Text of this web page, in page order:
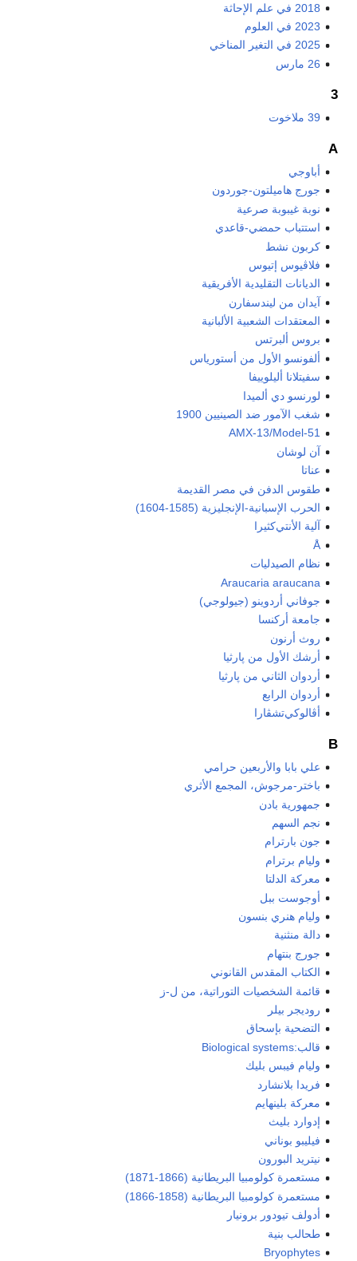
2018 في علم الإحاثة
2023 في العلوم
2025 في التغير المناخي
26 مارس
3
39 ملاخوت
A
أباوجي
جورج هاميلتون-جوردون
نوبة غيبوبة صرعية
استتباب حمضي-قاعدي
كربون نشط
فلاڤيوس إتيوس
الديانات التقليدية الأفريقية
آيدان من ليندسفارن
المعتقدات الشعبية الألبانية
بروس ألبرتس
ألفونسو الأول من أستورياس
سفيتلانا أليلوييفا
لورنسو دي ألميدا
شغب الآمور ضد الصينيين 1900
AMX-13/Model-51
آن لوشان
عناتا
طقوس الدفن في مصر القديمة
الحرب الإسبانية-الإنجليزية (1585-1604)
آلية الأنتي‌كثيرا
Å
نظام الصيدليات
Araucaria araucana
جوفاني أردوينو (جيولوجي)
جامعة أركنسا
روث أرنون
أرشك الأول من پارثيا
أردوان الثاني من پارثيا
أردوان الرابع
أڤالوكي‌تشڤارا
B
علي بابا والأربعين حرامي
باختر-مرجوش، المجمع الأثري
جمهورية بادن
نجم السهم
جون بارترام
وليام برترام
معركة الدلتا
أوجوست ببل
وليام هنري بنسون
دالة منثنية
جورج بنتهام
الكتاب المقدس القانوني
قائمة الشخصيات التوراتية، من ل-ز
روديجر بيلر
التضحية بإسحاق
قالب:Biological systems
وليام فيبس بليك
فريدا بلانشارد
معركة بلينهايم
إدوارد بليث
فيليبو بوناني
نيتريد البورون
مستعمرة كولومبيا البريطانية (1866-1871)
مستعمرة كولومبيا البريطانية (1858-1866)
أدولف تيودور برونيار
طحالب بنية
Bryophytes